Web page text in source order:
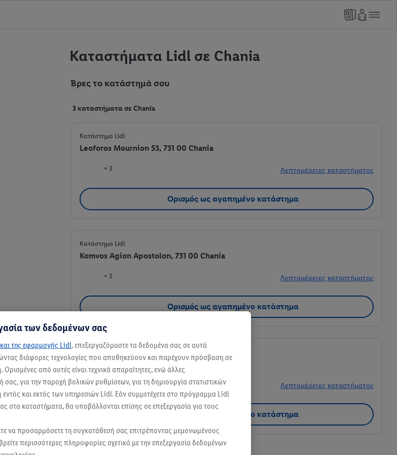
Καταστήματα Lidl σε Chania
Βρες το κατάστημά σου
3 καταστήματα σε Chania
Κατάστημα Lidl
Leoforos Mournion 53, 731 00 Chania
+ 3 Λεπτομέρειες καταστήματος
Ορισμός ως αγαπημένο κατάστημα
Κατάστημα Lidl
Komvos Agion Apostolon, 731 00 Chania
+ 2 Λεπτομέρειες καταστήματος
Ορισμός ως αγαπημένο κατάστημα
Κατάστημα Lidl
Profiti Ilia, 731 33 Chania
+ 1 Λεπτομέρειες καταστήματος
Ορισμός ως αγαπημένο κατάστημα
των δεδομένων σας
της εφαρμογής Lidl, επεξεργαζόμαστε τα δεδομένα σας σε αυτά
διάφορες τεχνολογίες που αποθηκεύουν και παρέχουν πρόσβαση σε
από αυτές είναι τεχνικά απαραίτητες, ενώ άλλες
για την παροχή βολικών ρυθμίσεων, για τη δημιουργία στατιστικών
εντός και εκτός των υπηρεσιών Lidl. Εάν συμμετέχετε στο πρόγραμμα Lidl
στα καταστήματα, θα υποβάλλονται επίσης σε επεξεργασία για τους
να προσαρμόσετε τη συγκατάθεσή σας επιτρέποντας μεμονωμένους
περισσότερες πληροφορίες σχετικά με την επεξεργασία δεδομένων